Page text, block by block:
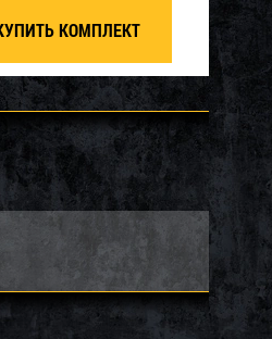
игры
57552, Intex, Надувная
игрушка-наездник 163х86см
"Единорог" до 40кг, от 3 лет...
1 488
КОМПЛЕКТ